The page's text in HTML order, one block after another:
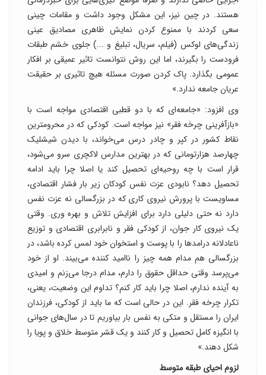
هستند. در چین نیز، این مشکل وجود داشت و مقامات چینی
سعی کردند با ممنوع کردن نمایش ظاهری مصادیق عینی
زندگی‌های لوکس (فیلم، سریال، تبلیغ و ...) جلوی خشم طبقات
فرودست را بگیرند، اما این روش نتوانست تاثیر عمیقی بر افکار
عمومی بگذارد. پاک کردن صورت مسئله هیچ تاثیری بر حقیقت
عریان جامعه ندارد.»
وی افزود: «جامعه‌ای که با دو قطبی اقتصادی مواجه است با
«بازآفرینی چرخه فقر» نیز مواجه است. کودکی که در محرومترین
نقاط کشور در کپر و چادر درس می‌خواند، با دیدن شیشلیک
چهارصد هزارتومانی که در بهترین مدارس لاکچری سرو می‌شود،
قرار است با چه روحیه‌ای تحصیل کند یا اصلا چرا باید ادامه
تحصیل دهد؟ نابودی عزت نفس کودکان زیر بار فشار اقتصادی،
مساویست با پرورش نیروی کاری که در بزرگسالی نه عزت نفس
دارد نه حتی دلیلی دارد برای افزایش تلاش و بهره وری. وقتی
یک نیروی کار جوان، از کودکی فقر و نابرابری اقتصادی و توزیع
ناعادلانه درامد‌ها را با پوست و استخوان خود لمس کرده باشد، در
بزرگسالی هم مدام همه چیز را ناامید کننده می‌بیند. او از خود
می‌پرسد وقتی حداقل حقوق را دارم، مدام درجا می‌زنم و امیدی
به آینده ندارم، اصلا چرا باید کار کنم؟ تداوم این وضعیت، یعنی،
تکرار چرخه فقر. این در حالی است که ما باید از کودکی، فرزندان
ایران را مستقل و متکی به نفس بار بیاوریم تا در سال‌های جوانی
با انگیزه کامل تحصیل و کار کنند و یک قشر متوسط خلاق و پویا را
شکل دهند.»
لزوم احیای طبقه متوسط